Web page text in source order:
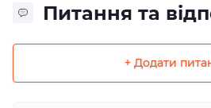
Питання та
+ Додати